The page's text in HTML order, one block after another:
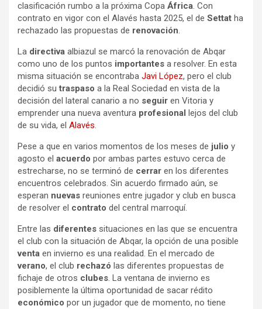
clasificación rumbo a la próxima Copa África. Con
contrato en vigor con el Alavés hasta 2025, el de Settat ha
rechazado las propuestas de renovación.
La directiva albiazul se marcó la renovación de Abqar
como uno de los puntos importantes a resolver. En esta
misma situación se encontraba Javi López, pero el club
decidió sutraspaso a la Real Sociedad en vista de la
decisión del lateral canario a no seguir en Vitoria y
emprender una nueva aventura profesional
lejos del club
de su vida, el Alavés.
Pese a que en varios momentos de los meses de julio y
agosto el acuerdo por ambas partes estuvo cerca de
estrecharse, no se terminó de cerrar en los diferentes
encuentros celebrados. Sin acuerdo firmado aún, se
esperan nuevas reuniones entre jugador y club en busca
de resolver el contrato del central marroquí.
Entre las diferentes situaciones en las que se encuentra
el club con la situación de Abqar, la opción de una posible
venta en invierno es una realidad. En el mercado de
verano, el club rechazó las diferentes propuestas de
fichaje de otros clubes. La ventana de invierno es
posiblemente la última oportunidad de sacar rédito
económico por un jugador que de momento, no tiene